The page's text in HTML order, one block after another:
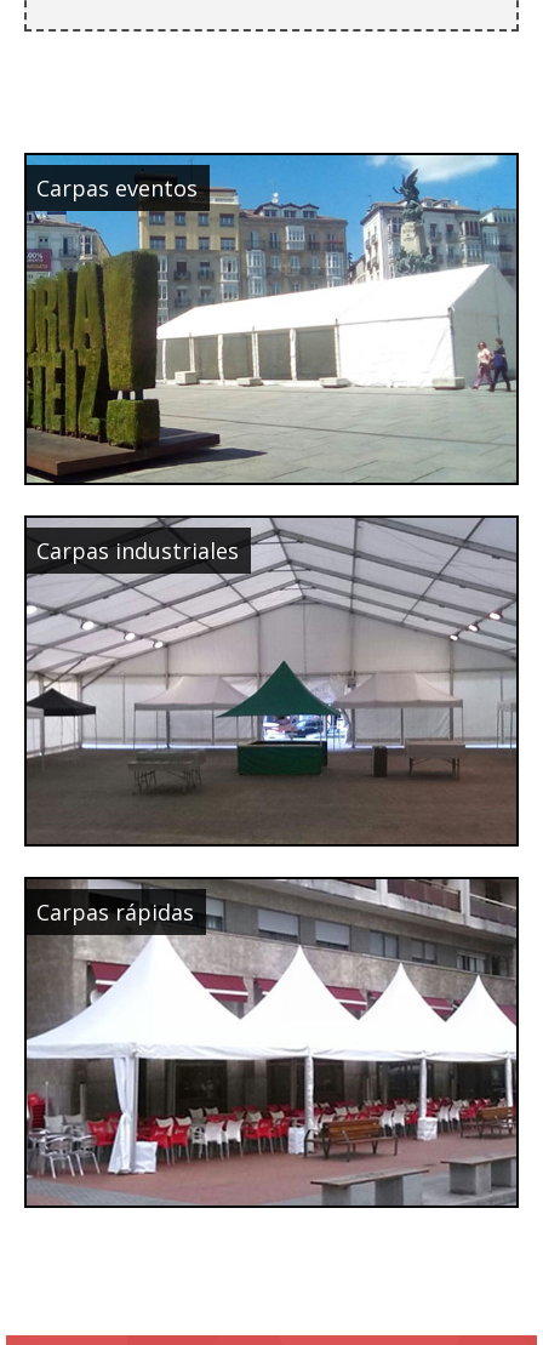
Carpas eventos
Carpas industriales
Carpas rápidas